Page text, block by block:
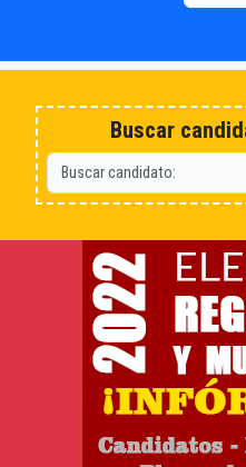
Buscar